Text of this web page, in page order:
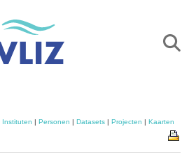
Instituten | Personen | Datasets| Projecten | Kaarten